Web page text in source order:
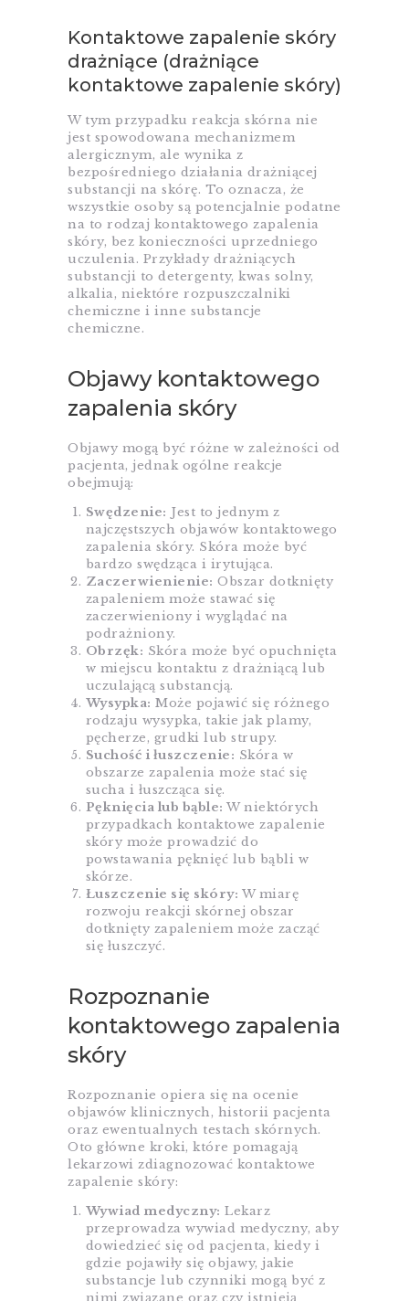
Kontaktowe zapalenie skóry
drażniące (drażniące
kontaktowe zapalenie skóry)
W tym przypadku reakcja skórna nie
jest spowodowana mechanizmem
alergicznym, ale wynika z
bezpośredniego działania drażniącej
substancji na skórę. To oznacza, że ​​
wszystkie osoby są potencjalnie podatne
na to rodzaj kontaktowego zapalenia
skóry, bez konieczności uprzedniego
uczulenia. Przykłady drażniących
substancji to detergenty, kwas solny,
alkalia, niektóre rozpuszczalniki
chemiczne i inne substancje
chemiczne.
Objawy kontaktowego
zapalenia skóry
Objawy mogą być różne w zależności od
pacjenta, jednak ogólne reakcje
obejmują:
Swędzenie: Jest to jednym z
najczęstszych objawów kontaktowego
zapalenia skóry. Skóra może być
bardzo swędząca i irytująca.
Zaczerwienienie: Obszar dotknięty
zapaleniem może stawać się
zaczerwieniony i wyglądać na
podrażniony.
Obrzęk: Skóra może być opuchnięta
w miejscu kontaktu z drażniącą lub
uczulającą substancją.
Wysypka: Może pojawić się różnego
rodzaju wysypka, takie jak plamy,
pęcherze, grudki lub strupy.
Suchość i łuszczenie: Skóra w
obszarze zapalenia może stać się
sucha i łuszcząca się.
Pęknięcia lub bąble: W niektórych
przypadkach kontaktowe zapalenie
skóry może prowadzić do
powstawania pęknięć lub bąbli w
skórze.
Łuszczenie się skóry: W miarę
rozwoju reakcji skórnej obszar
dotknięty zapaleniem może zacząć
się łuszczyć.
Rozpoznanie
kontaktowego zapalenia
skóry
Rozpoznanie opiera się na ocenie
objawów klinicznych, historii pacjenta
oraz ewentualnych testach skórnych.
Oto główne kroki, które pomagają
lekarzowi zdiagnozować kontaktowe
zapalenie skóry:
Wywiad medyczny: Lekarz
przeprowadza wywiad medyczny, aby
dowiedzieć się od pacjenta, kiedy i
gdzie pojawiły się objawy, jakie
substancje lub czynniki mogą być z
nimi związane oraz czy istnieją